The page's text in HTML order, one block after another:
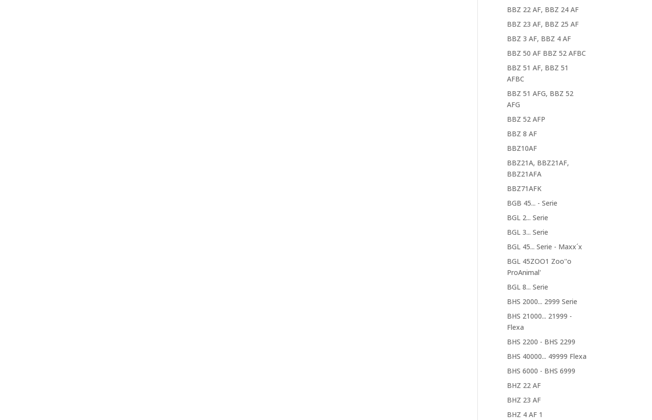
BBZ 22 AF, BBZ 24 AF
BBZ 23 AF, BBZ 25 AF
BBZ 3 AF, BBZ 4 AF
BBZ 50 AF BBZ 52 AFBC
BBZ 51 AF, BBZ 51
AFBC
BBZ 51 AFG, BBZ 52
AFG
BBZ 52 AFP
BBZ 8 AF
BBZ10AF
BBZ21A, BBZ21AF,
BBZ21AFA
BBZ71AFK
BGB 45... - Serie
BGL 2... Serie
BGL 3... Serie
BGL 45... Serie - Maxx´x
BGL 45ZOO1 Zoo''o
ProAnimal'
BGL 8... Serie
BHS 2000... 2999 Serie
BHS 21000... 21999 -
Flexa
BHS 2200 - BHS 2299
BHS 40000... 49999 Flexa
BHS 6000 - BHS 6999
BHZ 22 AF
BHZ 23 AF
BHZ 4 AF 1